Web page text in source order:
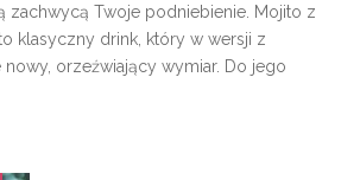
zachwycą Twoje podniebienie. Mojito z
klasyczny drink, który w wersji z
orzeźwiający wymiar. Do jego